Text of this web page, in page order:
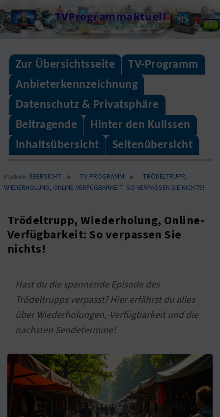
Skip
to
TVProgrammaktuell
Dein TV-Programm täglich aktuell
Zur Übersichtsseite
TV-Programm
Anbieterkennzeichnung
Datenschutz & Privatsphäre
Beitragende
Hinter den Kulissen
Inhaltsübersicht
Seitenübersicht
Pfadleiste ÜBERSICHT ▶ TV-PROGRAMM ▶
TRÖDELTRUPP,
WIEDERHOLUNG, ONLINE-VERFÜGBARKEIT: SO VERPASSEN SIE NICHTS!
Trödeltrupp, Wiederholung, Online-
Verfügbarkeit: So verpassen Sie
nichts!
Hast du die spannende Episode des
Trödeltrupps verpasst? Hier erfährst du alles
über Wiederholungen,-Verfügbarkeit und die
nächsten Sendetermine!